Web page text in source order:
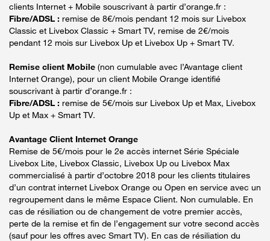
clients Internet + Mobile souscrivant à partir d’orange.fr :
Fibre/ADSL : remise de 8€/mois pendant 12 mois sur Livebox
Classic et Livebox Classic + Smart TV, remise de 2€/mois
pendant 12 mois sur Livebox Up et Livebox Up + Smart TV.
Remise client Mobile (non cumulable avec l’Avantage client
Internet Orange), pour un client Mobile Orange identifié
souscrivant à partir d’orange.fr :
Fibre/ADSL : remise de 5€/mois sur Livebox Up et Max, Livebox
Up et Max + Smart TV.
Avantage Client Internet Orange
Remise de 5€/mois pour le 2e accès internet Série Spéciale
Livebox Lite, Livebox Classic, Livebox Up ou Livebox Max
commercialisé à partir d’octobre 2018 pour les clients titulaires
d’un contrat internet Livebox Orange ou Open en service avec un
regroupement dans le même Espace Client. Non cumulable. En
cas de résiliation ou de changement de votre premier accès,
perte de la remise et fin de l’engagement sur votre second accès
(sauf pour les offres avec Smart TV). En cas de résiliation du